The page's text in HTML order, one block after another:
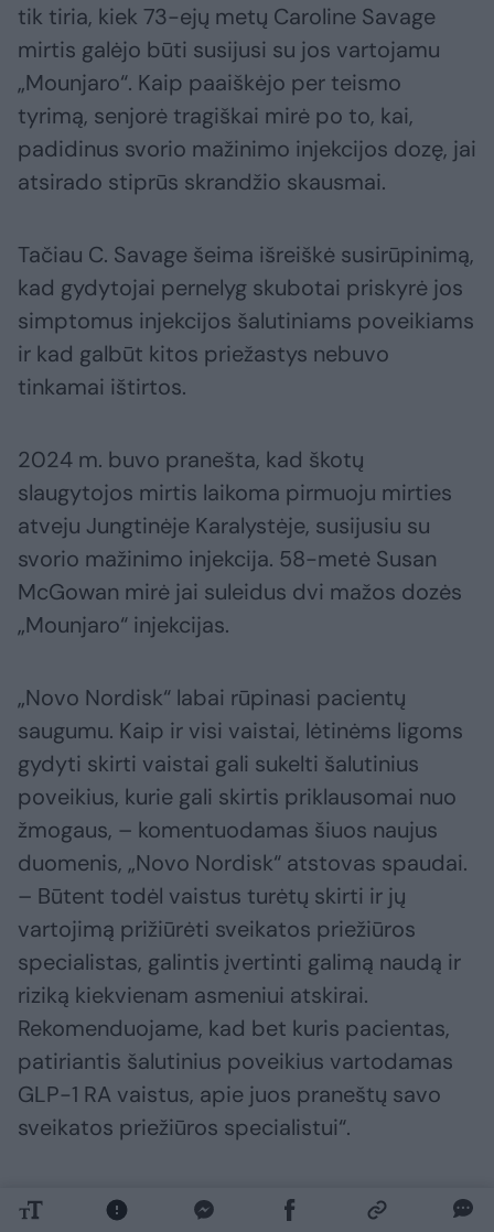
tik tiria, kiek 73-ejų metų Caroline Savage
mirtis galėjo būti susijusi su jos vartojamu
„Mounjaro“. Kaip paaiškėjo per teismo
tyrimą, senjorė tragiškai mirė po to, kai,
padidinus svorio mažinimo injekcijos dozę, jai
atsirado stiprūs skrandžio skausmai.
Tačiau C. Savage šeima išreiškė susirūpinimą,
kad gydytojai pernelyg skubotai priskyrė jos
simptomus injekcijos šalutiniams poveikiams
ir kad galbūt kitos priežastys nebuvo
tinkamai ištirtos.
2024 m. buvo pranešta, kad škotų
slaugytojos mirtis laikoma pirmuoju mirties
atveju Jungtinėje Karalystėje, susijusiu su
svorio mažinimo injekcija. 58-metė Susan
McGowan mirė jai suleidus dvi mažos dozės
„Mounjaro“ injekcijas.
„Novo Nordisk“ labai rūpinasi pacientų
saugumu. Kaip ir visi vaistai, lėtinėms ligoms
gydyti skirti vaistai gali sukelti šalutinius
poveikius, kurie gali skirtis priklausomai nuo
žmogaus, – komentuodamas šiuos naujus
duomenis, „Novo Nordisk“ atstovas spaudai.
– Būtent todėl vaistus turėtų skirti ir jų
vartojimą prižiūrėti sveikatos priežiūros
specialistas, galintis įvertinti galimą naudą ir
riziką kiekvienam asmeniui atskirai.
Rekomenduojame, kad bet kuris pacientas,
patiriantis šalutinius poveikius vartodamas
GLP-1 RA vaistus, apie juos praneštų savo
sveikatos priežiūros specialistui“.
„Pacientų saugumas yra „Lilly“ pagrindinis